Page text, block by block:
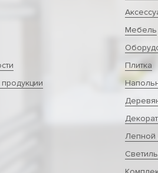
Мебель
Плитка
Лепной